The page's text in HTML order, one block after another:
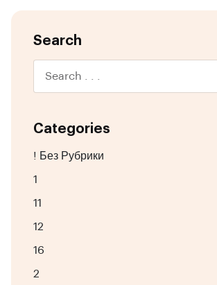
Search
Categories
! Без Рубрики
1
11
12
16
2